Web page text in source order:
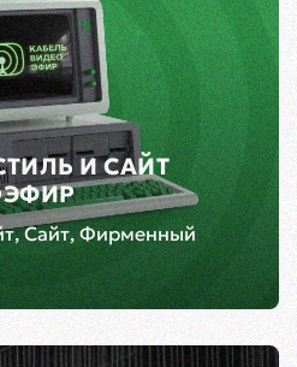
И САЙТ
Сайт, Фирменный